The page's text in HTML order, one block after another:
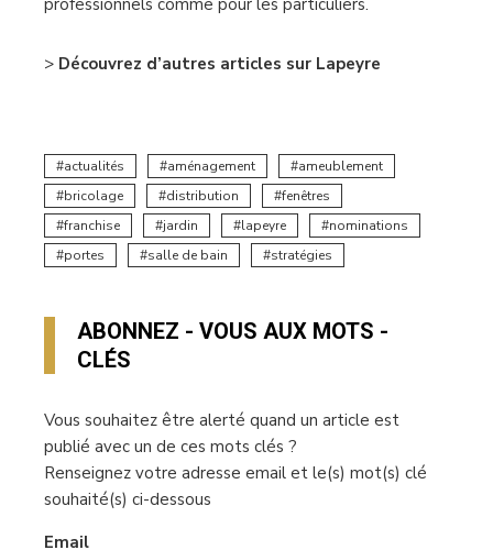
> Découvrez d’autres articles sur Lapeyre
actualités aménagement
ameublement
bricolage
distribution
fenêtres
franchise
jardin lapeyre
nominations
portes
salle de bain stratégies
ABONNEZ - VOUS AUX MOTS -
CLÉS
Vous souhaitez être alerté quand un article est
publié avec un de ces mots clés ?
Renseignez votre adresse email et le(s) mot(s) clé
souhaité(s) ci-dessous
Email